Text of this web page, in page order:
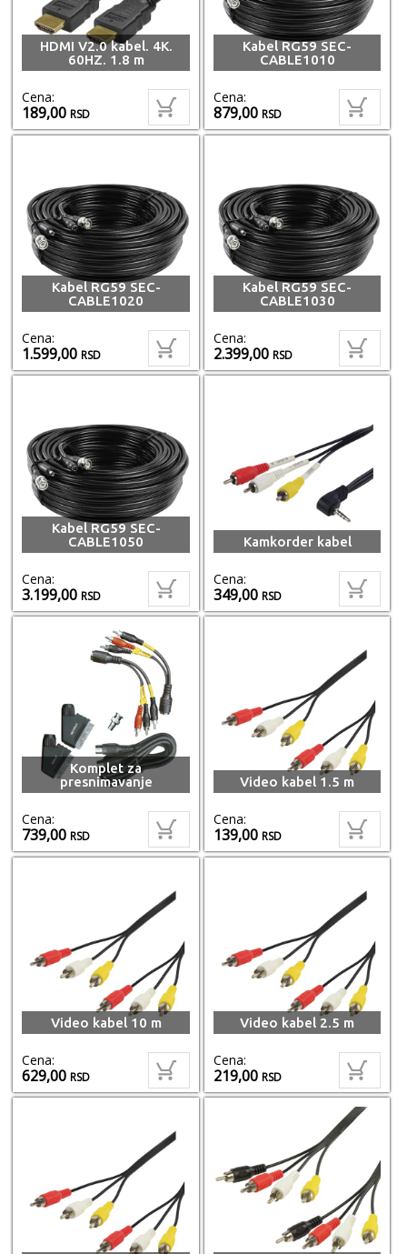
HDMI V2.0 kabel. 4K.
60HZ. 1.8 m
Cena:
189,00RSD
Kabel RG59 SEC-
CABLE1010
Cena:
879,00RSD
Kabel RG59 SEC-
CABLE1020
Cena:
1.599,00RSD
Kabel RG59 SEC-
CABLE1030
Cena:
2.399,00RSD
Kabel RG59 SEC-
CABLE1050
Cena:
3.199,00RSD
Kamkorder kabel
Cena:
349,00RSD
Komplet za
presnimavanje
Cena:
739,00RSD
Video kabel 1.5 m
Cena:
139,00RSD
Video kabel 10 m
Cena:
629,00RSD
Video kabel 2.5 m
Cena:
219,00RSD